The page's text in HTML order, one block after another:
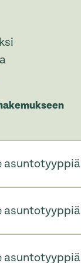
asuntotyyppiä
asuntotyyppiä
asuntotyyppiä